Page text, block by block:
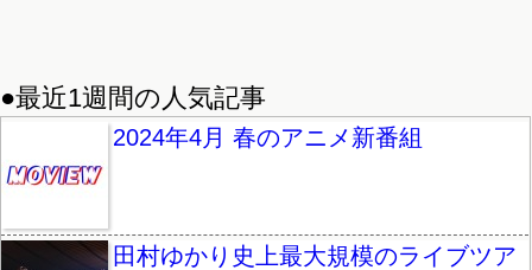
●最近1週間の人気記事
2024年4月 春のアニメ新番組
田村ゆかり史上最大規模のライブツア